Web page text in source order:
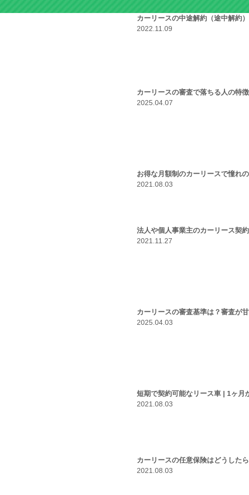
カーリースの中途解約（途中解約
2022.11.09
カーリースの審査で落ちる人の特
2025.04.07
お得な月額制のカーリースで憧れ
2021.08.03
法人や個人事業主のカーリース契
2021.11.27
カーリースの審査基準は？審査が
2025.04.03
短期で契約可能なリース車 | 1ヶ月
2021.08.03
カーリースの任意保険はどうした
2021.08.03